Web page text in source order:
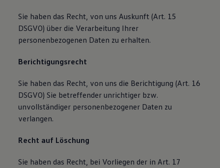
Sie haben das Recht, von uns Auskunft (Art. 15
DSGVO) über die Verarbeitung Ihrer
personenbezogenen Daten zu erhalten.
Berichtigungsrecht
Sie haben das Recht, von uns die Berichtigung (Art. 16
DSGVO) Sie betreffender unrichtiger bzw.
unvollständiger personenbezogener Daten zu
verlangen.
Recht auf Löschung
Sie haben das Recht, bei Vorliegen der in Art. 17